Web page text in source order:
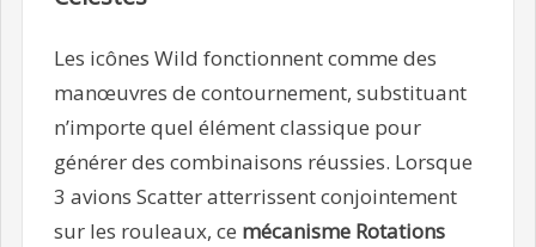
Les icônes Wild fonctionnent comme des
manœuvres de contournement, substituant
n’importe quel élément classique pour
générer des combinaisons réussies. Lorsque
3 avions Scatter atterrissent conjointement
sur les rouleaux, ce mécanisme Rotations